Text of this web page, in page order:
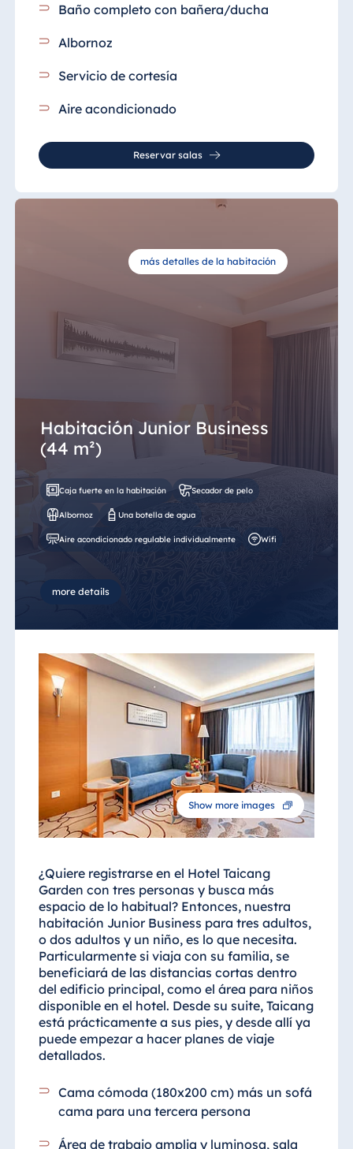
Baño completo con bañera/ducha
Albornoz
Servicio de cortesía
Aire acondicionado
Reservar salas
más detalles de la habitación
Habitación Junior Business
(44 m²)
Caja fuerte en la habitación Secador de pelo
Albornoz Una botella de agua
Aire acondicionado regulable individualmente Wifi
more details
Show more images
¿Quiere registrarse en el Hotel Taicang
Garden con tres personas y busca más
espacio de lo habitual? Entonces, nuestra
habitación Junior Business para tres adultos,
o dos adultos y un niño, es lo que necesita.
Particularmente si viaja con su familia, se
beneficiará de las distancias cortas dentro
del edificio principal, como el área para niños
disponible en el hotel. Desde su suite, Taicang
está prácticamente a sus pies, y desde allí ya
puede empezar a hacer planes de viaje
detallados.
Cama cómoda (180x200 cm) más un sofá
cama para una tercera persona
Área de trabajo amplia y luminosa, sala